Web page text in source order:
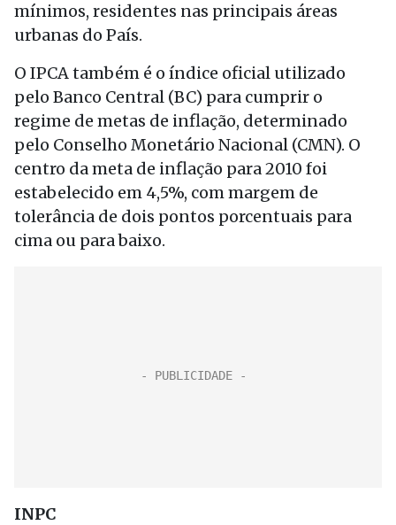
mínimos, residentes nas principais áreas
urbanas do País.
O IPCA também é o índice oficial utilizado
pelo Banco Central (BC) para cumprir o
regime de metas de inflação, determinado
pelo Conselho Monetário Nacional (CMN). O
centro da meta de inflação para 2010 foi
estabelecido em 4,5%, com margem de
tolerância de dois pontos porcentuais para
cima ou para baixo.
INPC